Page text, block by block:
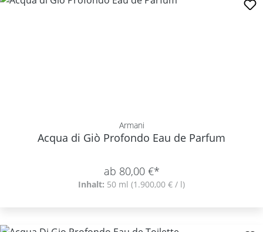
Armani
Acqua di Giò Profondo Eau de Parfum
ab 80,00 €*
Inhalt: 50 ml (1.900,00 € / l)